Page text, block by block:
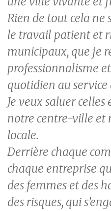
Rien de tout cela ne
le travail patient et
municipaux, que je
professionnalisme
quotidien au service
Je veux saluer
notre centre-ville et
locale.
Derrière chaque
chaque entreprise
des femmes et des
des risques, qui